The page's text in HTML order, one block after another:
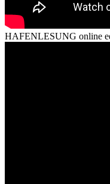
HAFENLESUNG online